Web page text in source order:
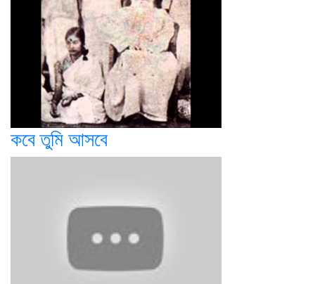
কবে তুমি আসবে